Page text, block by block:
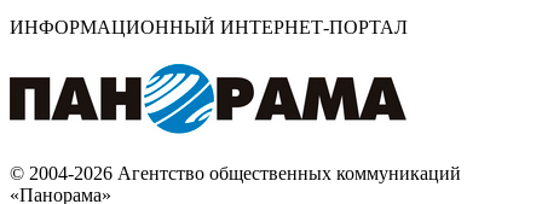
ИНФОРМАЦИОННЫЙ ИНТЕРНЕТ-ПОРТАЛ
© 2004-2026 Агентство общественных коммуникаций
«Панорама»